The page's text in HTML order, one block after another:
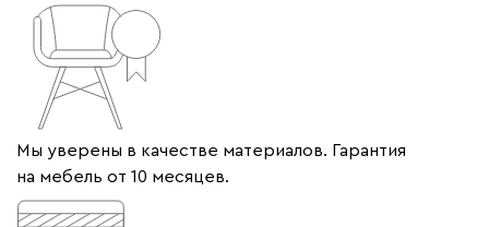
Мы уверены в качестве материалов. Гарантия
на мебель от 10 месяцев.